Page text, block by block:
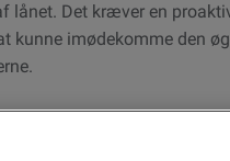
lånet. Det kræver en
kunne imødekomme den